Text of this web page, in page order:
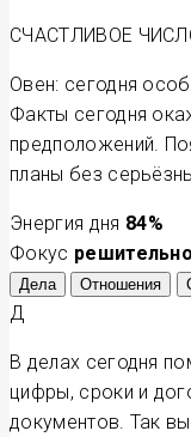
СЧАСТЛИВОЕ
Овен: сегодня
Факты сегодня
предположений.
планы без
Энергия дня 84%
Фокус
Дела Отношения
Д
В делах сегодня
цифры, сроки и
документов. Так